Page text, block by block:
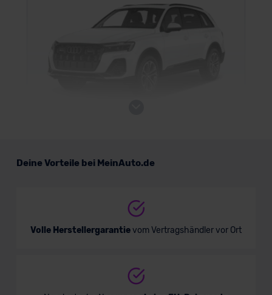
Deine Vorteile bei MeinAuto.de
Volle Herstellergarantievom Vertragshändler vor Ort